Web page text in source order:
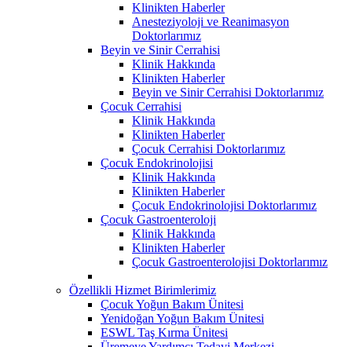
Klinikten Haberler
Anesteziyoloji ve Reanimasyon
Doktorlarımız
Beyin ve Sinir Cerrahisi
Klinik Hakkında
Klinikten Haberler
Beyin ve Sinir Cerrahisi Doktorlarımız
Çocuk Cerrahisi
Klinik Hakkında
Klinikten Haberler
Çocuk Cerrahisi Doktorlarımız
Çocuk Endokrinolojisi
Klinik Hakkında
Klinikten Haberler
Çocuk Endokrinolojisi Doktorlarımız
Çocuk Gastroenteroloji
Klinik Hakkında
Klinikten Haberler
Çocuk Gastroenterolojisi Doktorlarımız
Özellikli Hizmet Birimlerimiz
Çocuk Yoğun Bakım Ünitesi
Yenidoğan Yoğun Bakım Ünitesi
ESWL Taş Kırma Ünitesi